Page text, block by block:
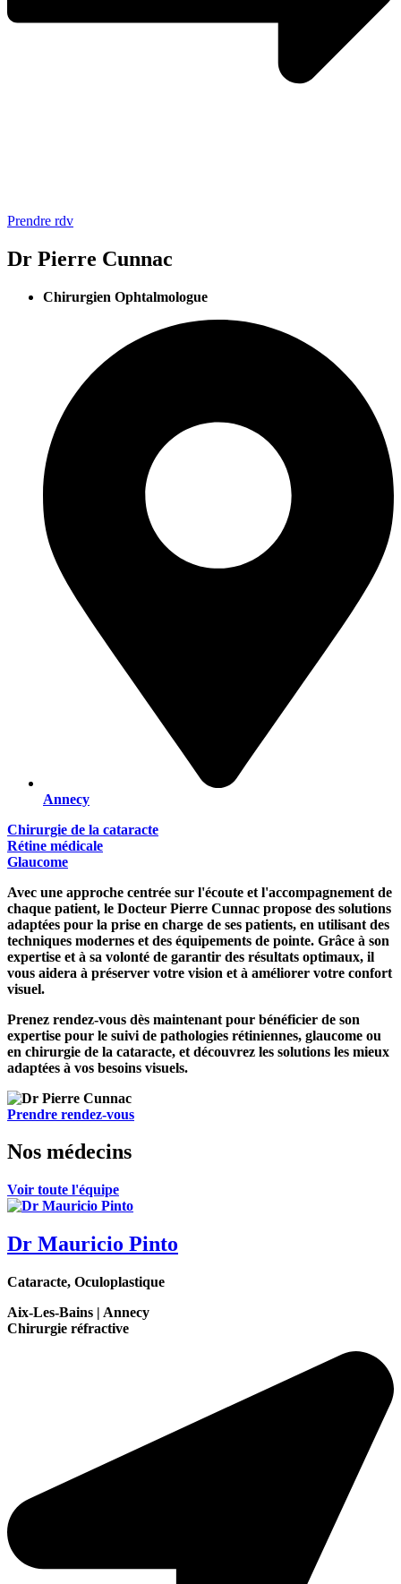
Prendre rdv
Dr Pierre Cunnac
Chirurgien Ophtalmologue
Annecy
Chirurgie de la cataracte
Rétine médicale
Glaucome
Avec une approche centrée sur l'écoute et l'accompagnement de
chaque patient, le Docteur Pierre Cunnac propose des solutions
adaptées pour la prise en charge de ses patients, en utilisant des
techniques modernes et des équipements de pointe. Grâce à son
expertise et à sa volonté de garantir des résultats optimaux, il
vous aidera à préserver votre vision et à améliorer votre confort
visuel.
Prenez rendez-vous dès maintenant pour bénéficier de son
expertise pour le suivi de pathologies rétiniennes, glaucome ou
en chirurgie de la cataracte, et découvrez les solutions les mieux
adaptées à vos besoins visuels.
Prendre rendez-vous
Nos médecins
Voir toute l'équipe
Dr Mauricio Pinto
Cataracte, Oculoplastique
Aix-Les-Bains | Annecy
Chirurgie réfractive